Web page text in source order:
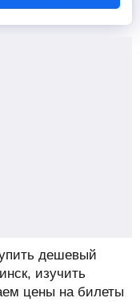
дешевый
изучить
цены на билеты